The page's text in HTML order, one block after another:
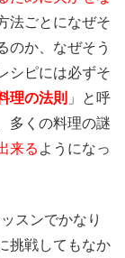
法ごとになぜそ
のか、なぜそう
シピには必ずそ
理の法則 」と呼
多くの料理の謎
来る ようになっ
スンでかなり
挑戦してもなか